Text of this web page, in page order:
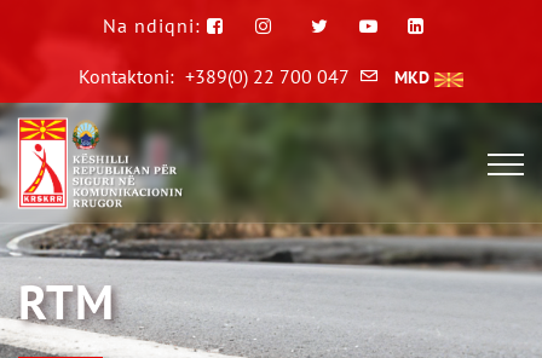
Na ndiqni:
Kontaktoni: +389(0) 22 700 047 MKD
RTM